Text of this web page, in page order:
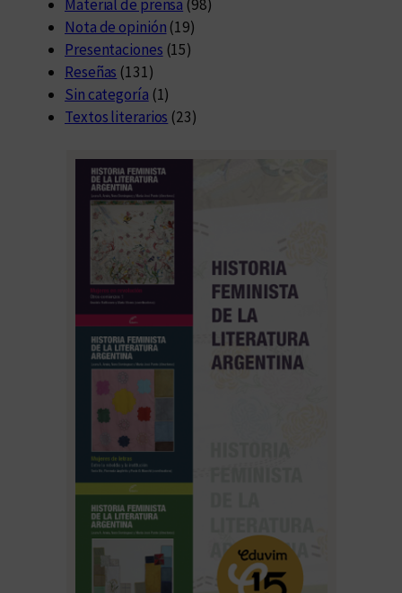
Material de prensa (98)
Nota de opinión (19)
Presentaciones (15)
Reseñas (131)
Sin categoría (1)
Textos literarios (23)